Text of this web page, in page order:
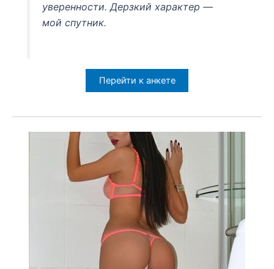
уверенности. Дерзкий характер —
мой спутник.
Перейти к анкете